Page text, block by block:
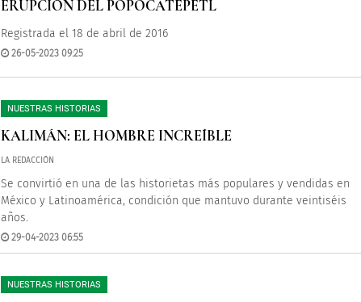
ERUPCIÓN DEL POPOCATÉPETL
Registrada el 18 de abril de 2016
26-05-2023 09:25
NUESTRAS HISTORIAS
KALIMÁN: EL HOMBRE INCREÍBLE
LA REDACCIÓN
Se convirtió en una de las historietas más populares y vendidas en
México y Latinoamérica, condición que mantuvo durante veintiséis
años.
29-04-2023 06:55
NUESTRAS HISTORIAS